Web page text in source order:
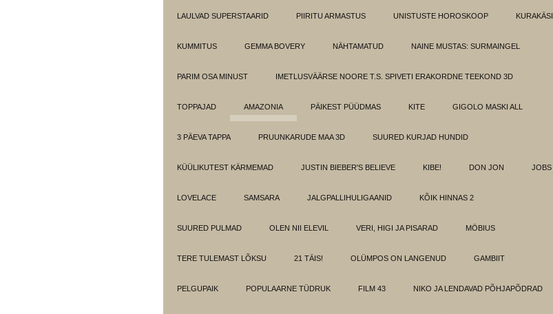
LAULVAD SUPERSTAARID PIIRITU ARMASTUS UNISTUSTE HOROSKOOP KURAKÄSI
KUMMITUS GEMMA BOVERY NÄHTAMATUD NAINE MUSTAS: SURMAINGEL
PARIM OSA MINUST IMETLUSVÄÄRSE NOORE T.S. SPIVETI ERAKORDNE TEEKOND 3D
TOPPAJAD AMAZONIA PÄIKEST PÜÜDMAS KITE GIGOLO MASKI ALL
3 PÄEVA TAPPA PRUUNKARUDE MAA 3D SUURED KURJAD HUNDID
KÜÜLIKUTEST KÄRMEMAD JUSTIN BIEBER'S BELIEVE KIBE! DON JON JOBS
LOVELACE SAMSARA JALGPALLIHULIGAANID KÕIK HINNAS 2
SUURED PULMAD OLEN NII ELEVIL VERI, HIGI JA PISARAD MÖBIUS
TERE TULEMAST LÕKSU 21 TÄIS! OLÜMPOS ON LANGENUD GAMBIIT
PELGUPAIK POPULAARNE TÜDRUK FILM 43 NIKO JA LENDAVAD PÕHJAPÕDRAD